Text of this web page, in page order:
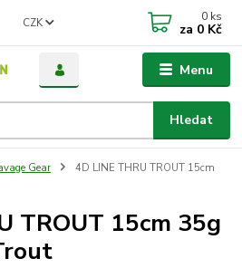
Menu
CZK
Hledat
0 ks
za 0 Kč
Gear
4D LINE THRU TROUT 15cm
TROUT 15cm 35g